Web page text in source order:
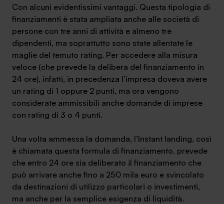
info@safinance.it
SA Finance Mediazione Creditizia Srl, società di mediazione creditizia iscritta
all'Oam n.M336
Con alcuni evidentissimi vantaggi. Questa tipologia di
finanziamenti è stata ampliata anche alle società di
persone con tre anni di attività e almeno tre
dipendenti, ma soprattutto sono state allentate le
maglie del temuto rating. Per accedere alla misura
veloce (che prevede la delibera del finanziamento in
24 ore), infatti, in precedenza l’impresa doveva avere
un rating di 1 oppure 2 punti, ma ora vengono
considerate ammissibili anche domande di imprese
con rating di 3 o 4 punti.
Una volta ammessa la domanda, l’Instant landing, così
è chiamata questa formula di finanziamento, prevede
che entro 24 ore sia deliberato il finanziamento che
può arrivare anche fino a 250 mila euro e svincolato
da destinazioni di utilizzo particolari o investimenti,
ma anche per la semplice esigenza di liquidità.